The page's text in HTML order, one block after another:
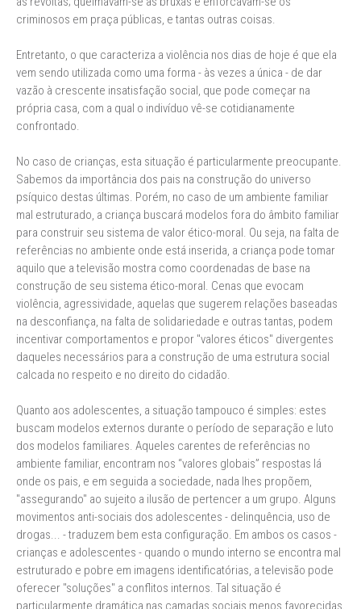
criminosos em praça públicas, e tantas outras coisas.
Entretanto, o que caracteriza a violência nos dias de hoje é que ela
vem sendo utilizada como uma forma - às vezes a única - de dar
vazão à crescente insatisfação social, que pode começar na
própria casa, com a qual o indivíduo vê-se cotidianamente
confrontado.
No caso de crianças, esta situação é particularmente preocupante.
Sabemos da importância dos pais na construção do universo
psíquico destas últimas. Porém, no caso de um ambiente familiar
mal estruturado, a criança buscará modelos fora do âmbito familiar
para construir seu sistema de valor ético-moral. Ou seja, na falta de
referências no ambiente onde está inserida, a criança pode tomar
aquilo que a televisão mostra como coordenadas de base na
construção de seu sistema ético-moral. Cenas que evocam
violência, agressividade, aquelas que sugerem relações baseadas
na desconfiança, na falta de solidariedade e outras tantas, podem
incentivar comportamentos e propor "valores éticos" divergentes
daqueles necessários para a construção de uma estrutura social
calcada no respeito e no direito do cidadão.
Quanto aos adolescentes, a situação tampouco é simples: estes
buscam modelos externos durante o período de separação e luto
dos modelos familiares. Aqueles carentes de referências no
ambiente familiar, encontram nos “valores globais” respostas lá
onde os pais, e em seguida a sociedade, nada lhes propõem,
"assegurando" ao sujeito a ilusão de pertencer a um grupo. Alguns
movimentos anti-sociais dos adolescentes - delinquência, uso de
drogas... - traduzem bem esta configuração. Em ambos os casos -
crianças e adolescentes - quando o mundo interno se encontra mal
estruturado e pobre em imagens identificatórias, a televisão pode
oferecer "soluções" a conflitos internos. Tal situação é
particularmente dramática nas camadas sociais menos favorecidas,